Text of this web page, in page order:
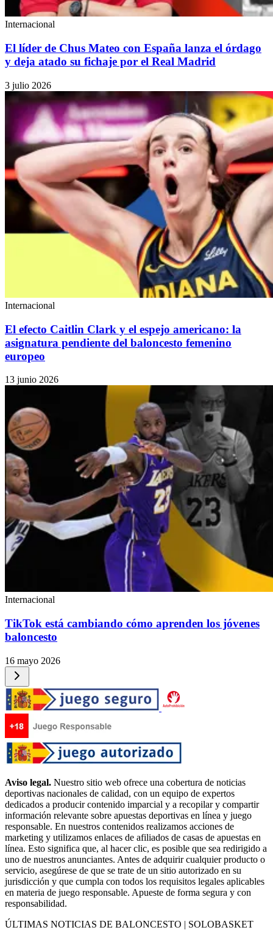
Internacional
El líder de Chus Mateo con España lanza el órdago
y deja atado su fichaje por el Real Madrid
3 julio 2026
Internacional
El efecto Caitlin Clark y el espejo americano: la
asignatura pendiente del baloncesto femenino
europeo
13 junio 2026
Internacional
TikTok está cambiando cómo aprenden los jóvenes
baloncesto
16 mayo 2026
Aviso legal. Nuestro sitio web ofrece una cobertura de noticias
deportivas nacionales de calidad, con un equipo de expertos
dedicados a producir contenido imparcial y a recopilar y compartir
información relevante sobre apuestas deportivas en línea y juego
responsable. En nuestros contenidos realizamos acciones de
marketing y utilizamos enlaces de afiliados de casas de apuestas en
línea. Esto significa que, al hacer clic, es posible que sea redirigido a
uno de nuestros anunciantes. Antes de adquirir cualquier producto o
servicio, asegúrese de que se trate de un sitio autorizado en su
jurisdicción y que cumpla con todos los requisitos legales aplicables
en materia de juego responsable. Apueste de forma segura y con
responsabilidad.
ÚLTIMAS NOTICIAS DE BALONCESTO | SOLOBASKET